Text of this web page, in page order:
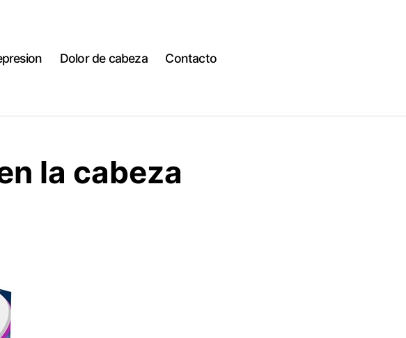
Dolor de cabeza Contacto
la cabeza